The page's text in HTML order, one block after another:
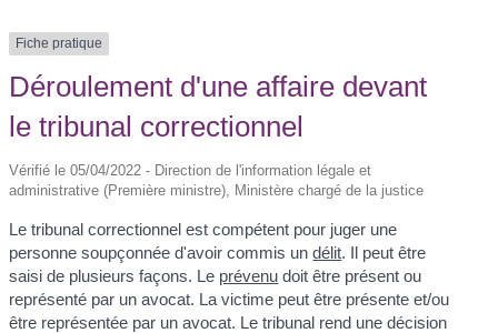
Fiche pratique
Déroulement d'une affaire devant
le tribunal correctionnel
Vérifié le 05/04/2022 - Direction de l'information légale et
administrative (Première ministre), Ministère chargé de la justice
Le tribunal correctionnel est compétent pour juger une
personne soupçonnée d'avoir commis undélit. Il peut être
saisi de plusieurs façons. Le prévenu doit être présent ou
représenté par un avocat. La victime peut être présente et/ou
être représentée par un avocat. Le tribunal rend une décision